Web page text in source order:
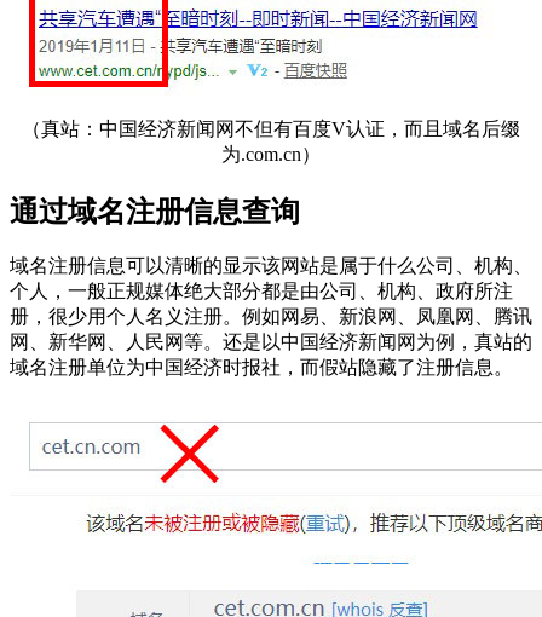
（真站：中国经济新闻网不但有百度V认证，而且域名后缀
为.com.cn）
通过域名注册信息查询
域名注册信息可以清晰的显示该网站是属于什么公司、机构、
个人，一般正规媒体绝大部分都是由公司、机构、政府所注
册，很少用个人名义注册。例如网易、新浪网、凤凰网、腾讯
网、新华网、人民网等。还是以中国经济新闻网为例，真站的
域名注册单位为中国经济时报社，而假站隐藏了注册信息。